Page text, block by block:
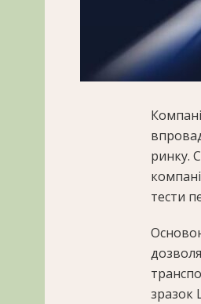
ринку.
тести
зразок